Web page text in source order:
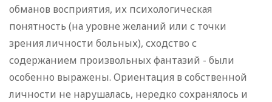
обманов восприятия, их психологическая
понятность (на уровне желаний или с точки
зрения личности больных), сходство с
содержанием произвольных фантазий - были
особенно выражены. Ориентация в собственной
личности не нарушалась, нередко сохранялось и